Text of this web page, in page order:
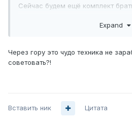
Сейчас будем ещё комплект
Expand
Через гору это чудо техника не
советовать?!
Вставить ник Цитата